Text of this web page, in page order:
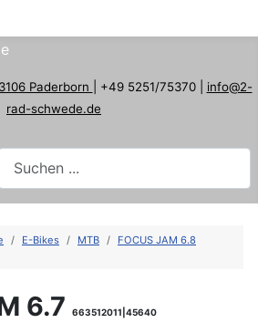
Paderborn | +49 5251/75370 | info@2-
rad-schwede.de
E-Bikes MTB
FOCUS JAM 6.8
6.7 663512011|45640